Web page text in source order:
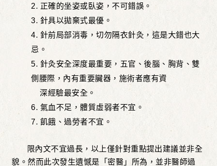
2. 正確的坐姿或臥姿，不可錯誤。
3. 針具以拋棄式最優。
4. 針前局部消毒，切勿隔衣針灸，這是大錯也大
忌。
5. 針灸安全深度最重要，五官、後腦、胸背、雙
側腰際，內有重要臟器，施術者應有資
深經驗最安全。
6. 氣血不足，體質虛弱者不宜。
7. 飢餓、過勞者不宜。
限內文不宜過長，以上僅針對重點提出建議並非全
貌。然而此次發生遺憾是「密醫」所為，並非醫師過